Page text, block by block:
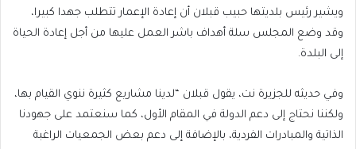
ويشير رئيس بلديتها حبيب قبلان أن إعادة الإعمار تتطلب جهدا كبيرا،
وقد وضع المجلس سلة أهداف باشر العمل عليها من أجل إعادة الحياة
إلى البلدة.
وفي حديثه للجزيرة نت، يقول قبلان “لدينا مشاريع كثيرة ننوي القيام بها،
ولكننا نحتاج إلى دعم الدولة في المقام الأول، كما سنعتمد على جهودنا
الذاتية والمبادرات الفردية، بالإضافة إلى دعم بعض الجمعيات الراغبة